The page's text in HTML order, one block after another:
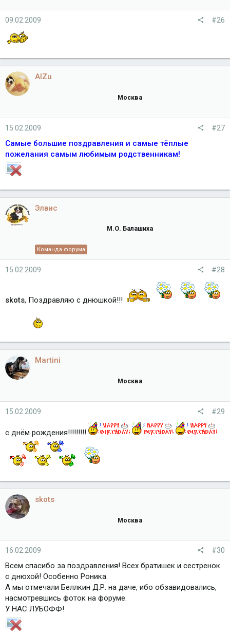
09.02.2009 #26
AlZu
Москва
15.02.2009 #27
Самые большие поздравления и самые тёплые
пожелания самым любимым родственникам!
Элвис
М.О. Балашиха
Команда форума
15.02.2009 #28
skots, Поздравляю с днюшкой!!!
Martini
Москва
15.02.2009 #29
с днём рождения!!!!!!!!!
skots
Москва
16.02.2009 #30
Всем спасибо за поздравления! Всех братишек и сестренок
с днюхой! Особенно Роника.
А мы отмечали Беллкин Д.Р. на даче, ибо обзавидовались,
насмотревшись фоток на форуме.
У НАС ЛУБОФФ!